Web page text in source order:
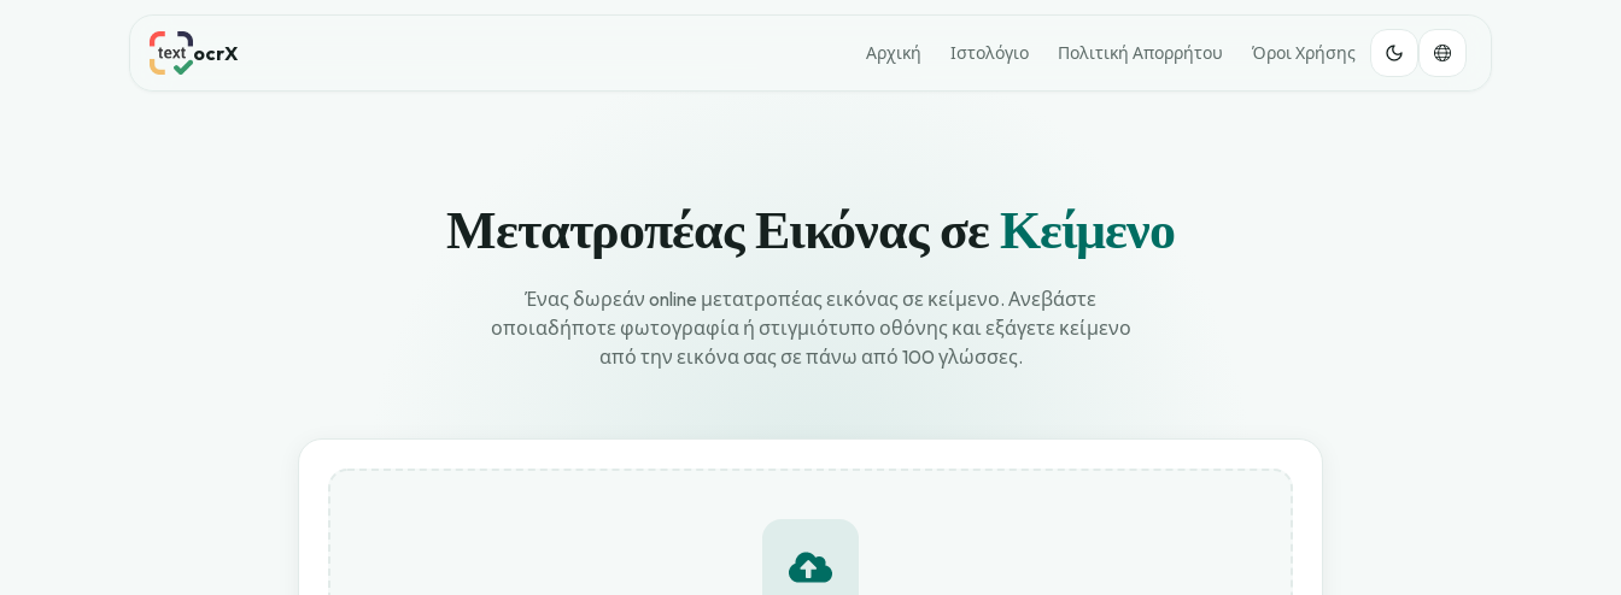
ocrX Αρχική Ιστολόγιο Πολιτική Απορρήτου Όροι Χρήσης
Μετατροπέας Εικόνας σεΚείμενο
Ένας δωρεάν online μετατροπέας εικόνας σε κείμενο. Ανεβάστε
οποιαδήποτε φωτογραφία ή στιγμιότυπο οθόνης και εξάγετε κείμενο
από την εικόνα σας σε πάνω από 100 γλώσσες.